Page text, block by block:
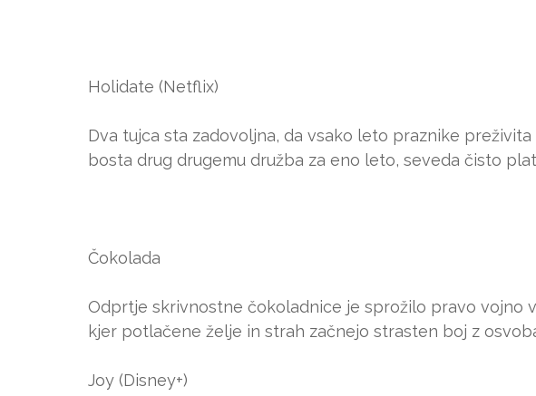
Holidate (Netflix)
Dva tujca sta zadovoljna, da vsako leto praznike
bosta drug drugemu družba za eno leto, seveda čisto
Čokolada
Odprtje skrivnostne čokoladnice je sprožilo pravo vojno
kjer potlačene želje in strah začnejo strasten boj z
Joy (Disney+)